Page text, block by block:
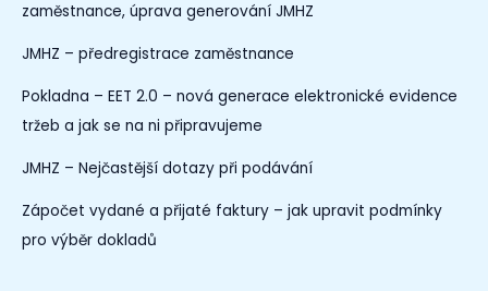
zaměstnance, úprava generování JMHZ
JMHZ – předregistrace zaměstnance
Pokladna – EET 2.0 – nová generace elektronické evidence
tržeb a jak se na ni připravujeme
JMHZ – Nejčastější dotazy při podávání
Zápočet vydané a přijaté faktury – jak upravit podmínky
pro výběr dokladů